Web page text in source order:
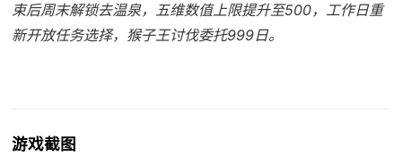
束后周末解锁去温泉，五维数值上限提升至500，工作日重
新开放任务选择，猴子王讨伐委托999日。
游戏截图